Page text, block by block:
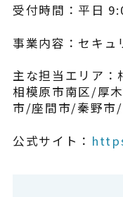
受付時間：平日
事業内容：セキュ
主な担当エリア
相模原市南区/厚
市/座間市/秦野市
公式サイト：